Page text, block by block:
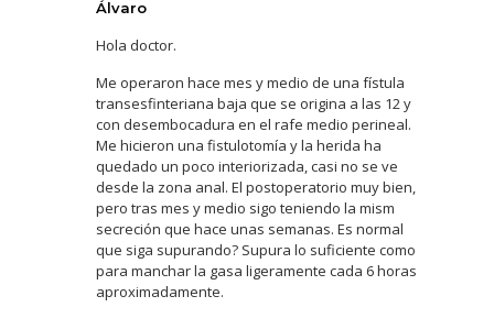
Álvaro
Hola doctor.
Me operaron hace mes y medio de una fístula
transesfinteriana baja que se origina a las 12 y
con desembocadura en el rafe medio perineal.
Me hicieron una fistulotomía y la herida ha
quedado un poco interiorizada, casi no se ve
desde la zona anal. El postoperatorio muy bien,
pero tras mes y medio sigo teniendo la mism
secreción que hace unas semanas. Es normal
que siga supurando? Supura lo suficiente como
para manchar la gasa ligeramente cada 6 horas
aproximadamente.